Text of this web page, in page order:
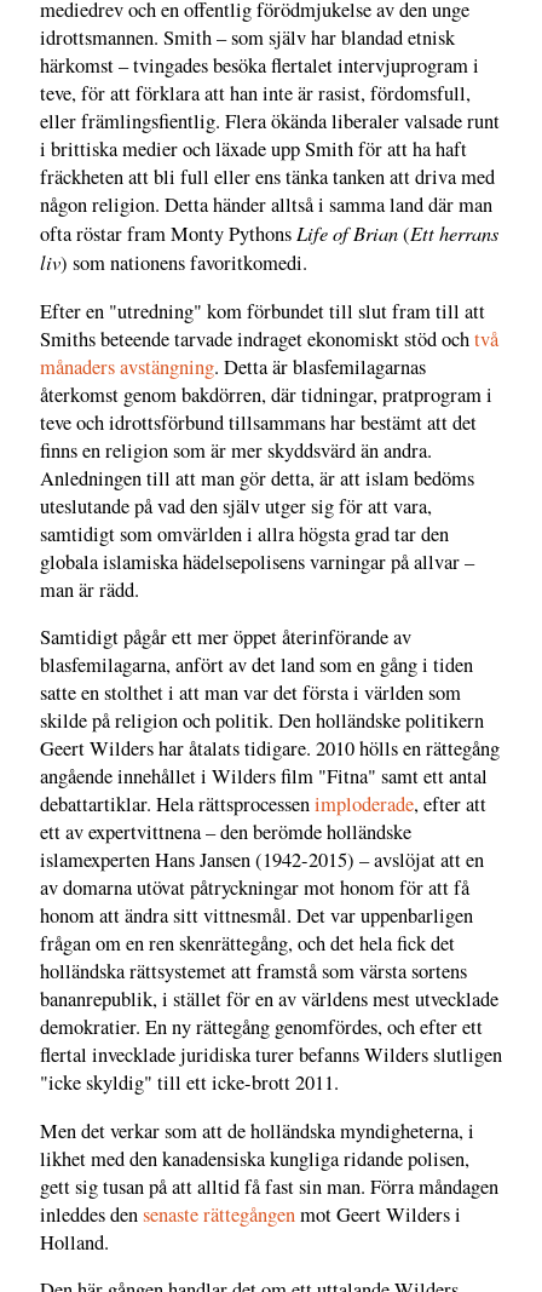
mediedrev och en offentlig förödmjukelse av den unge
idrottsmannen. Smith – som själv har blandad etnisk
härkomst – tvingades besöka flertalet intervjuprogram i
teve, för att förklara att han inte är rasist, fördomsfull,
eller främlingsfientlig. Flera ökända liberaler valsade runt
i brittiska medier och läxade upp Smith för att ha haft
fräckheten att bli full eller ens tänka tanken att driva med
någon religion. Detta händer alltså i samma land där man
ofta röstar fram Monty PythonsLife of Brian(Ett herrans
liv) som nationens favoritkomedi.
Efter en "utredning" kom förbundet till slut fram till att
Smiths beteende tarvade indraget ekonomiskt stöd ochtvå
månaders avstängning. Detta är blasfemilagarnas
återkomst genom bakdörren, där tidningar, pratprogram i
teve och idrottsförbund tillsammans har bestämt att det
finns en religion som är mer skyddsvärd än andra.
Anledningen till att man gör detta, är att islam bedöms
uteslutande på vad den själv utger sig för att vara,
samtidigt som omvärlden i allra högsta grad tar den
globala islamiska hädelsepolisens varningar på allvar –
man är rädd.
Samtidigt pågår ett mer öppet återinförande av
blasfemilagarna, anfört av det land som en gång i tiden
satte en stolthet i att man var det första i världen som
skilde på religion och politik. Den holländske politikern
Geert Wilders har åtalats tidigare. 2010 hölls en rättegång
angående innehållet i Wilders film "Fitna" samt ett antal
debattartiklar. Hela rättsprocessenimploderade, efter att
ett av expertvittnena – den berömde holländske
islamexperten Hans Jansen (1942-2015) – avslöjat att en
av domarna utövat påtryckningar mot honom för att få
honom att ändra sitt vittnesmål. Det var uppenbarligen
frågan om en ren skenrättegång, och det hela fick det
holländska rättsystemet att framstå som värsta sortens
bananrepublik, i stället för en av världens mest utvecklade
demokratier. En ny rättegång genomfördes, och efter ett
flertal invecklade juridiska turer befanns Wilders slutligen
"icke skyldig" till ett icke-brott 2011.
Men det verkar som att de holländska myndigheterna, i
likhet med den kanadensiska kungliga ridande polisen,
gett sig tusan på att alltid få fast sin man. Förra måndagen
inleddes densenaste rättegångenmot Geert Wilders i
Holland.